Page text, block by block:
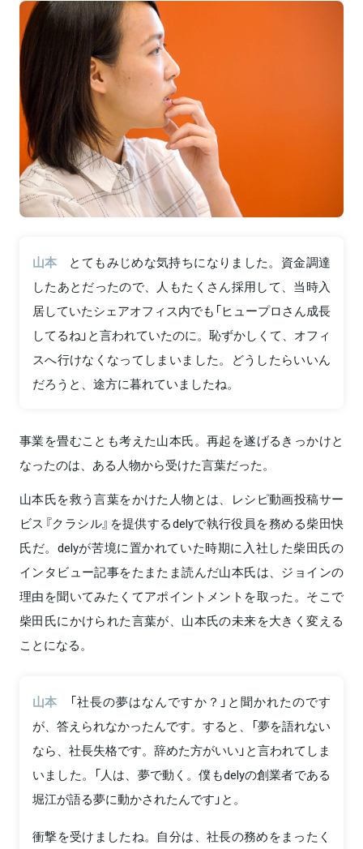
山本
とてもみじめな気持ちになりました。資金調達
したあとだったので、人もたくさん採用して、当時入
居していたシェアオフィス内でも「ヒュープロさん成長
してるね」と言われていたのに。恥ずかしくて、オフィ
スへ行けなくなってしまいました。どうしたらいいん
だろうと、途方に暮れていましたね。
事業を畳むことも考えた山本氏。再起を遂げるきっかけと
なったのは、ある人物から受けた言葉だった。
山本氏を救う言葉をかけた人物とは、レシピ動画投稿サー
ビス『クラシル』を提供するdelyで執行役員を務める柴田快
氏だ。delyが苦境に置かれていた時期に入社した柴田氏の
インタビュー記事をたまたま読んだ山本氏は、ジョインの
理由を聞いてみたくてアポイントメントを取った。そこで
柴田氏にかけられた言葉が、山本氏の未来を大きく変える
ことになる。
山本
「社長の夢はなんですか？」と聞かれたのです
が、答えられなかったんです。すると、「夢を語れない
なら、社長失格です。辞めた方がいい」と言われてしま
いました。「人は、夢で動く。僕もdelyの創業者である
堀江が語る夢に動かされたんです」と。
衝撃を受けましたね。自分は、社長の務めをまったく